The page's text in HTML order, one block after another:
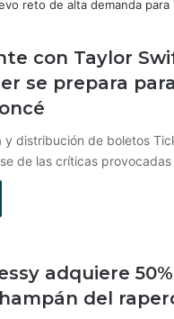
con Taylor
se prepara
y distribución de boletos
de las críticas
adquiere
del